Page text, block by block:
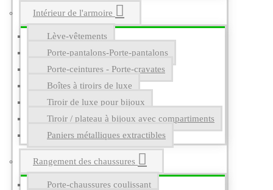
Intérieur de l'armoire
Lève-vêtements
Porte-pantalons-Porte-pantalons
Porte-ceintures - Porte-cravates
Boîtes à tiroirs de luxe
Tiroir de luxe pour bijoux
Tiroir / plateau à bijoux avec compartiments
Paniers métalliques extractibles
Rangement des chaussures
Porte-chaussures coulissant